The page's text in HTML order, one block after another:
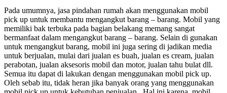
Pada umumnya, jasa pindahan rumah akan menggunakan mobil
pick up untuk membantu mengangkut barang – barang. Mobil yang
memiliki bak terbuka pada bagian belakang memang sangat
bermanfaat dalam mengangkut barang – barang. Selain di gunakan
untuk mengangkut barang, mobil ini juga sering di jadikan media
untuk berjualan, mulai dari jualan es buah, jualan es cream, jualan
perabotan, jualan aksesoris mobil dan motor, jualan tahu bulat dll.
Semua itu dapat di lakukan dengan menggunakan mobil pick up.
Oleh sebab itu, tidak heran jika banyak orang yang menggunakan